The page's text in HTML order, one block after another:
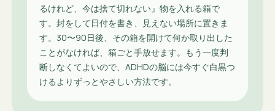
るけれど、今は捨て切れない』物を入れる箱で
す。封をして日付を書き、見えない場所に置きま
す。30〜90日後、その箱を開けて何か取り出した
ことがなければ、箱ごと手放せます。もう一度判
断しなくてよいので、ADHDの脳には今すぐ白黒つ
けるよりずっとやさしい方法です。